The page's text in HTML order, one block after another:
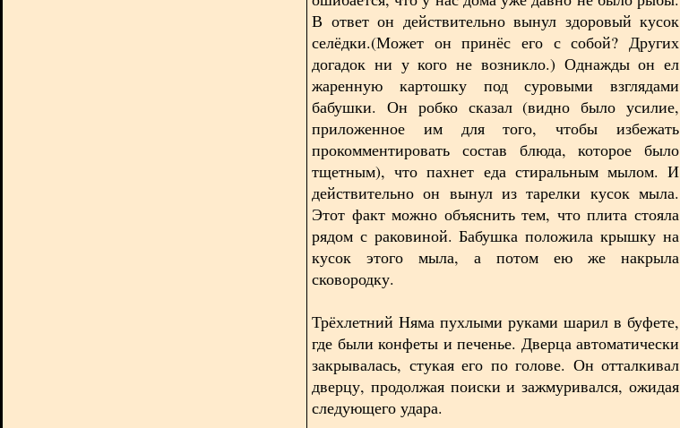
В ответ он действительно вынул здоровый кусок
селёдки.(Может он принёс его с собой? Других
догадок ни у кого не возникло.) Однажды он ел
жаренную картошку под суровыми взглядами
бабушки. Он робко сказал (видно было усилие,
приложенное им для того, чтобы избежать
прокомментировать состав блюда, которое было
тщетным), что пахнет еда стиральным мылом. И
действительно он вынул из тарелки кусок мыла.
Этот факт можно объяснить тем, что плита стояла
рядом с раковиной. Бабушка положила крышку на
кусок этого мыла, а потом ею же накрыла
сковородку.
Трёхлетний Няма пухлыми руками шарил в буфете,
где были конфеты и печенье. Дверца автоматически
закрывалась, стукая его по голове. Он отталкивал
дверцу, продолжая поиски и зажмуривался, ожидая
следующего удара.